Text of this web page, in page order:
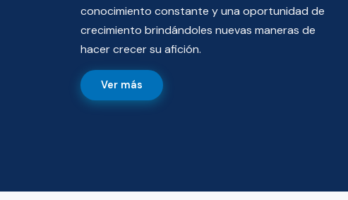
conocimiento constante y una oportunidad de
crecimiento brindándoles nuevas maneras de
hacer crecer su afición.
Ver más